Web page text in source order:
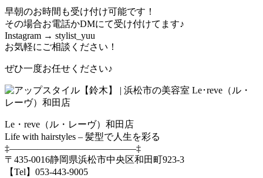
早朝のお時間も受け付け可能です！
その場合お電話かDMにて受け付けてます♪
Instagram → stylist_yuu
お気軽にご相談ください！
ぜひ一度お任せください♪
Le・reve（ル・レーヴ）和田店
Life with hairstyles – 髪型で人生を彩る
‡—————————————–‡
〒435-0016静岡県浜松市中央区和田町923-3
【Tel】053-443-9005